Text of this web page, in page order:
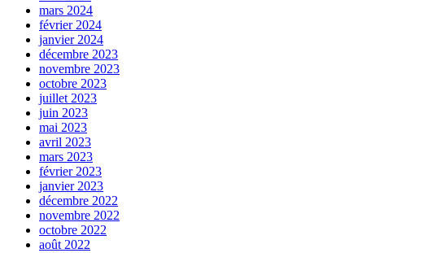
mars 2024
février 2024
janvier 2024
décembre 2023
novembre 2023
octobre 2023
juillet 2023
juin 2023
mai 2023
avril 2023
mars 2023
février 2023
janvier 2023
décembre 2022
novembre 2022
octobre 2022
août 2022